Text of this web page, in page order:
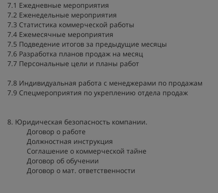
7.1 Ежедневные мероприятия
7.2 Еженедельные мероприятия
7.3 Статистика коммерческой работы
7.4 Ежемесячные мероприятия
7.5 Подведение итогов за предыдущие месяцы
7.6 Разработка планов продаж на месяц
7.7 Персональные цели и планы работ
7.8 Индивидуальная работа с менеджерами по продажам
7.9 Спецмероприятия по укреплению отдела продаж
8. Юридическая безопасность компании.
Договор о работе
Должностная инструкция
Соглашение о коммерческой тайне
Договор об обучении
Договор о мат. ответственности